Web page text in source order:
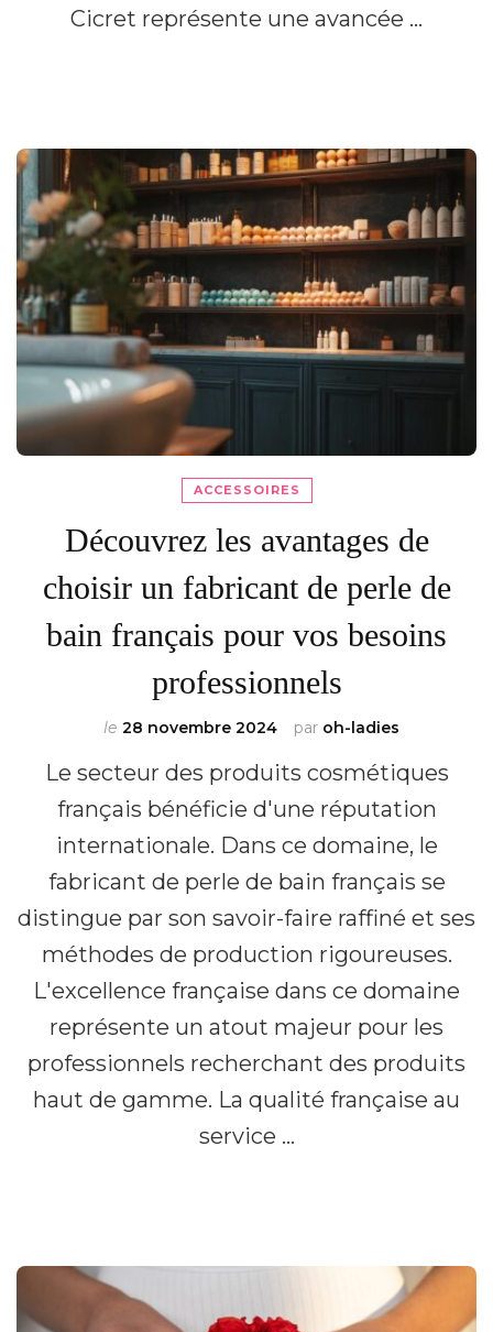
Cicret représente une avancée …
ACCESSOIRES
Découvrez les avantages de
choisir un fabricant de perle de
bain français pour vos besoins
professionnels
par oh-ladies
le 28 novembre 2024
Le secteur des produits cosmétiques
français bénéficie d'une réputation
internationale. Dans ce domaine, le
fabricant de perle de bain français se
distingue par son savoir-faire raffiné et ses
méthodes de production rigoureuses.
L'excellence française dans ce domaine
représente un atout majeur pour les
professionnels recherchant des produits
haut de gamme. La qualité française au
service …